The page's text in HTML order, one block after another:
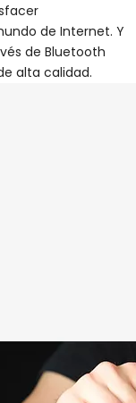
de Internet. Y
de Bluetooth
alta calidad.